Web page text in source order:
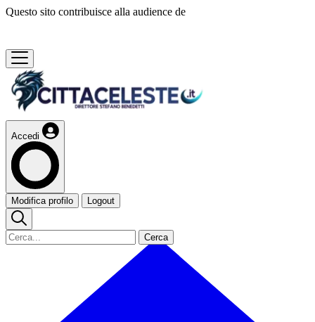
Questo sito contribuisce alla audience de
Accedi
Modifica profilo Logout
Cerca